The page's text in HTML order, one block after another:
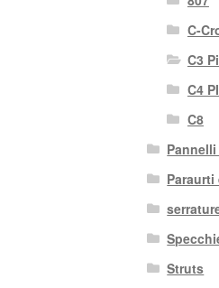
C-
C3
C4
C8
Struts